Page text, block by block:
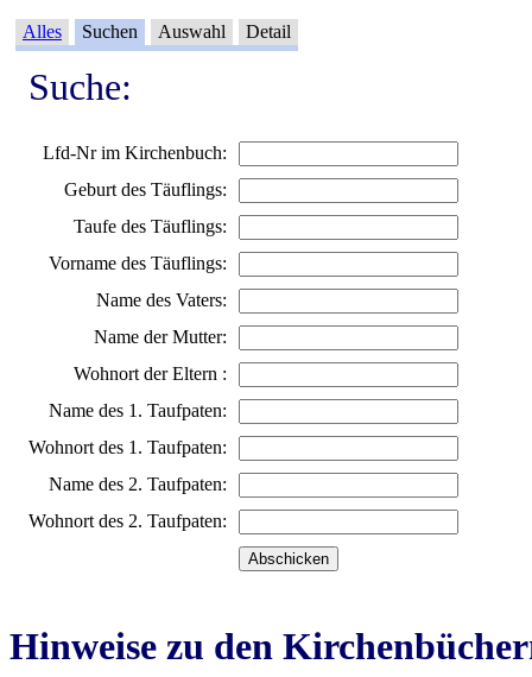
Alles Suchen Auswahl Detail
Suche:
Lfd-Nr im Kirchenbuch:
Geburt des Täuflings:
Taufe des Täuflings:
Vorname des Täuflings:
Name des Vaters:
Name der Mutter:
Wohnort der Eltern :
Name des 1. Taufpaten:
Wohnort des 1. Taufpaten:
Name des 2. Taufpaten:
Wohnort des 2. Taufpaten:
Hinweise zu den